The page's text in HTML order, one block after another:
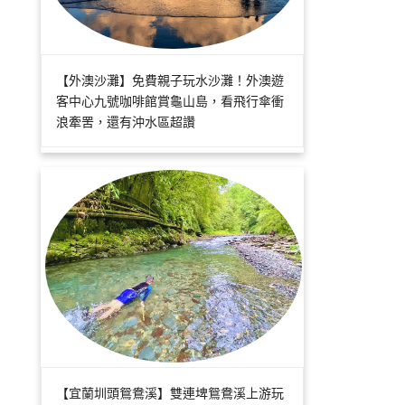
【外澳沙灘】免費親子玩水沙灘！外澳遊
客中心九號咖啡館賞龜山島，看飛行傘衝
浪牽罟，還有沖水區超讚
【宜蘭圳頭鴛鴦溪】雙連埤鴛鴦溪上游玩